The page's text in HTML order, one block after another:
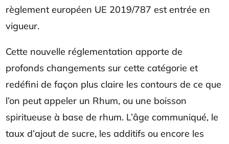
règlement européen UE 2019/787 est entrée en
vigueur.
Cette nouvelle réglementation apporte de
profonds changements sur cette catégorie et
redéfini de façon plus claire les contours de ce que
l’on peut appeler un Rhum, ou une boisson
spiritueuse à base de rhum. L’âge communiqué, le
taux d’ajout de sucre, les additifs ou encore les